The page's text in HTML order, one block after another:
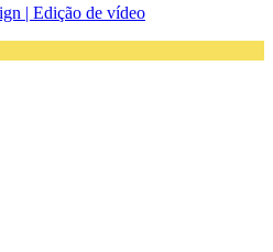
| Edição de vídeo